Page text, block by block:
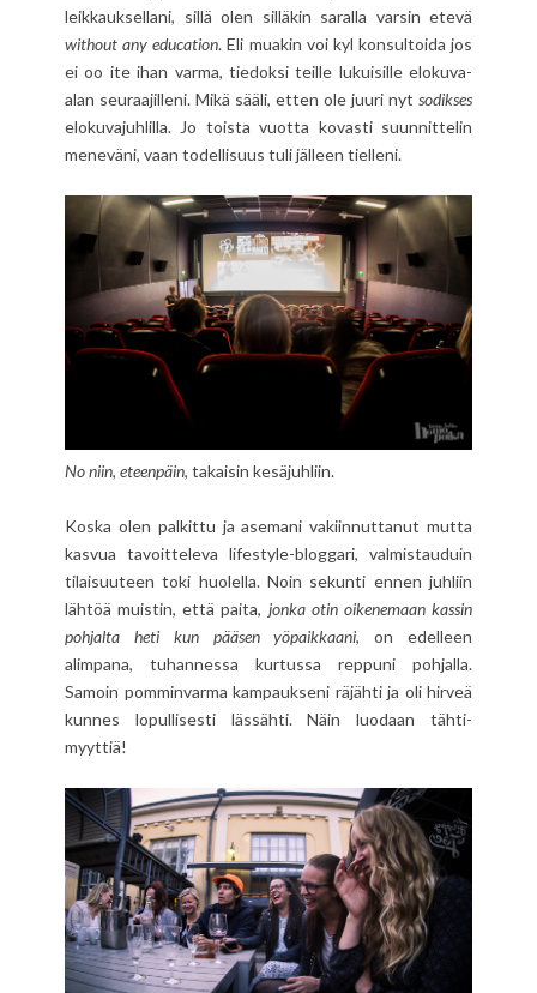
leikkauksellani, sillä olen silläkin saralla varsin etevä
without any education. Eli muakin voi kyl konsultoida jos
ei oo ite ihan varma, tiedoksi teille lukuisille elokuva-
alan seuraajilleni. Mikä sääli, etten ole juuri nyt sodikses
elokuvajuhlilla. Jo toista vuotta kovasti suunnittelin
meneväni, vaan todellisuus tuli jälleen tielleni.
No niin, eteenpäin, takaisin kesäjuhliin.
Koska olen palkittu ja asemani vakiinnuttanut mutta
kasvua tavoitteleva lifestyle-bloggari, valmistauduin
tilaisuuteen toki huolella. Noin sekunti ennen juhliin
lähtöä muistin, että paita, jonka otin oikenemaan kassin
pohjalta heti kun pääsen yöpaikkaani, on edelleen
alimpana, tuhannessa kurtussa reppuni pohjalla.
Samoin pomminvarma kampaukseni räjähti ja oli hirveä
kunnes lopullisesti lässähti. Näin luodaan tähti-
myyttiä!